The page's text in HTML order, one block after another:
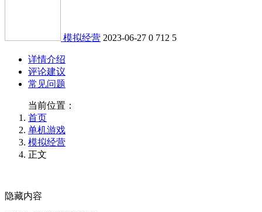
模拟经营 2023-06-27 0 712 5
详情介绍
评论建议
常见问题
当前位置：
首页
单机游戏
模拟经营
正文
隐藏内容